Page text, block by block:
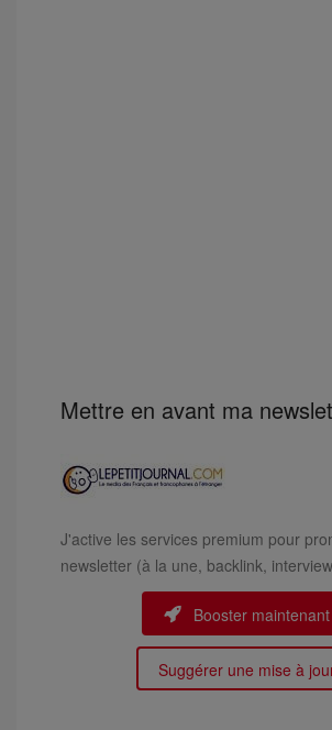
Mettre en avant ma
J'active les services premium pour
newsletter (à la une, backlink,
Booster maintenant
Suggérer une mise à